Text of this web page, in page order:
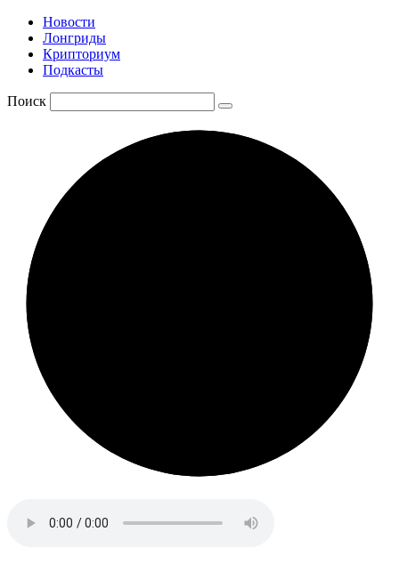
Новости
Лонгриды
Крипториум
Подкасты
Поиск